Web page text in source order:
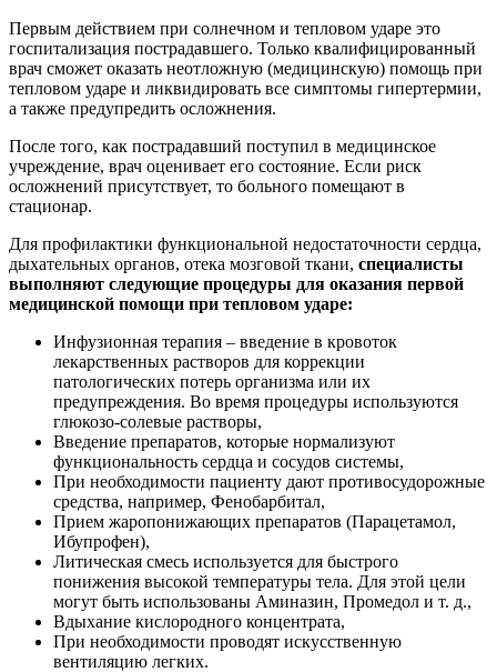
Первым действием при солнечном и тепловом ударе это
госпитализация пострадавшего. Только квалифицированный
врач сможет оказать неотложную (медицинскую) помощь при
тепловом ударе и ликвидировать все симптомы гипертермии,
а также предупредить осложнения.
После того, как пострадавший поступил в медицинское
учреждение, врач оценивает его состояние. Если риск
осложнений присутствует, то больного помещают в
стационар.
Для профилактики функциональной недостаточности сердца,
дыхательных органов, отека мозговой ткани, специалисты
выполняют следующие процедуры для оказания первой
медицинской помощи при тепловом ударе:
Инфузионная терапия – введение в кровоток
лекарственных растворов для коррекции
патологических потерь организма или их
предупреждения. Во время процедуры используются
глюкозо-солевые растворы,
Введение препаратов, которые нормализуют
функциональность сердца и сосудов системы,
При необходимости пациенту дают противосудорожные
средства, например, Фенобарбитал,
Прием жаропонижающих препаратов (Парацетамол,
Ибупрофен),
Литическая смесь используется для быстрого
понижения высокой температуры тела. Для этой цели
могут быть использованы Аминазин, Промедол и т. д.,
Вдыхание кислородного концентрата,
При необходимости проводят искусственную
вентиляцию легких.